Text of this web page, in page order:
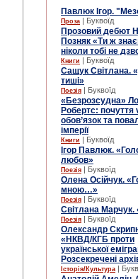
Павлюк Ігор.
Проза | Буквоїд
Прозовий дебют
Позняк «Ти ж
ніколи тобі не
Книги | Буквоїд
Сащук Світлана.
тиші»
Поезія | Буквоїд
«Безрозсудна»
Робертс: почуття
обов’язок та
імперії
Книги | Буквоїд
Ігор Павлюк.
любов»
Поезія | Буквоїд
Олена Осійчук.
мною…»
Поезія | Буквоїд
Світлана Марчук.
Поезія | Буквоїд
Олександр
«НКВД/КГБ проти
української
Розсекречені
Історія/Культура |